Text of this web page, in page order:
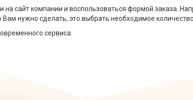
на сайт компании и воспользоваться формой заказа.
нужно сделать, это выбрать необходимое
сервиса.